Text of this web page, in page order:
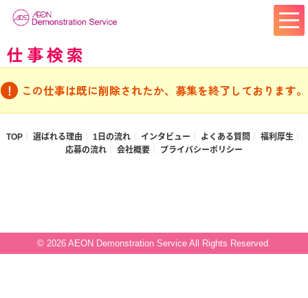
仕事検索
この仕事は既に削除されたか、募集を終了しております。
TOP 選ばれる理由 1日の流れ インタビュー よくある質問
福利厚生
応募の流れ
会社概要 プライバシーポリシー
© 2026 AEON Demonstration Service All Rights Reserved.